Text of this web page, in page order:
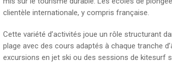
clientèle internationale, y compris française.
Cette variété d’activités joue un rôle structurant
plage avec des cours adaptés à chaque tranche
excursions en jet ski ou des sessions de kitesurf